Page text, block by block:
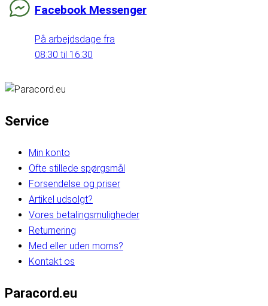
Facebook Messenger
På arbejdsdage fra
08:30 til 16:30
Service
Min konto
Ofte stillede spørgsmål
Forsendelse og priser
Artikel udsolgt?
Vores betalingsmuligheder
Returnering
Med eller uden moms?
Kontakt os
Paracord.eu